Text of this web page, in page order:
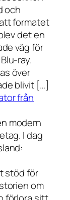
och
formatet
det en
väg för
ray.
över
blivit […]
från
modern
I dag
stöd för
om